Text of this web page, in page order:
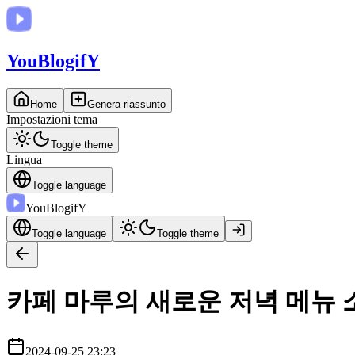
YouBlogifY
Home Genera riassunto
Impostazioni tema
Toggle theme
Lingua
Toggle language
YouBlogifY
Toggle language Toggle theme
카페 마루의 새로운 저녁 메뉴
2024-09-25 23:23